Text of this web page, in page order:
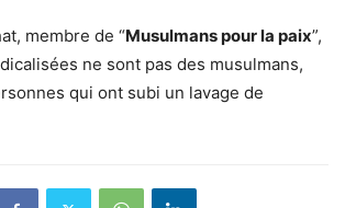
membre de “Musulmans pour la paix”,
ne sont pas des musulmans,
qui ont subi un lavage de